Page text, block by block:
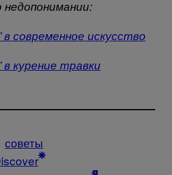
в современное искусство
в курение травки
советы